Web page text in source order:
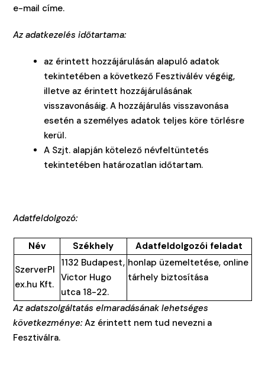
e-mail címe.
Az adatkezelés időtartama:
az érintett hozzájárulásán alapuló adatok
tekintetében a következő Fesztiválév végéig,
illetve az érintett hozzájárulásának
visszavonásáig. A hozzájárulás visszavonása
esetén a személyes adatok teljes köre törlésre
kerül.
A Szjt. alapján kötelező névfeltüntetés
tekintetében határozatlan időtartam.
Adatfeldolgozó:
Név Székhely
Adatfeldolgozói feladat
SzerverPl
ex.hu Kft.
1132 Budapest,
Victor Hugo
utca 18-22.
honlap üzemeltetése, online
tárhely biztosítása
Az adatszolgáltatás elmaradásának lehetséges
következménye:Az érintett nem tud nevezni a
Fesztiválra.